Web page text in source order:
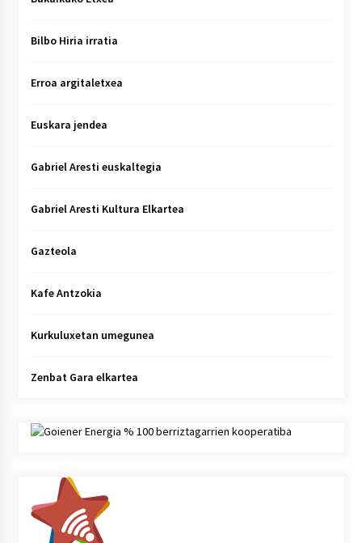
Bilbo Hiria irratia
Erroa argitaletxea
Euskara jendea
Gabriel Aresti euskaltegia
Gabriel Aresti Kultura Elkartea
Gazteola
Kafe Antzokia
Kurkuluxetan umegunea
Zenbat Gara elkartea